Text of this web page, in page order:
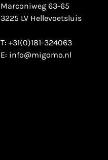
Marconiweg 63-65
3225 LV Hellevoetsluis
T: +31(0)181-324063
E: info@migomo.nl